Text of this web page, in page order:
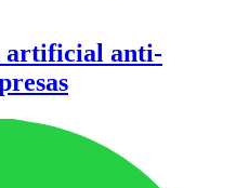
artificial anti-